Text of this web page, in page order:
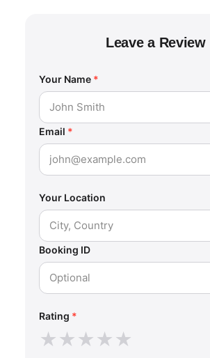
Leave a Review
Your Name *
Email *
Your Location
Booking ID
Rating *
★★★★★